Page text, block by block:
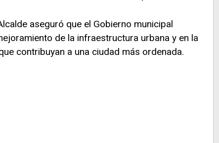
aseguró que el Gobierno municipal
de la infraestructura urbana y en la
contribuyan a una ciudad más ordenada.